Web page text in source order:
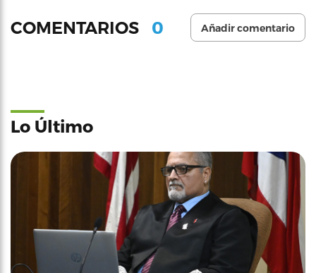
COMENTARIOS 0 Añadir comentario
Lo Último